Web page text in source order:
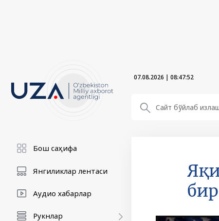
07.08.2026 | 08:47:54
Бош саҳифа
Янгиликлар лентаси
Аудио хабарлар
Рукнлар